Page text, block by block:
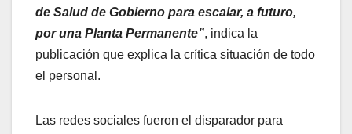
de Salud de Gobierno para escalar, a futuro,
por una Planta Permanente”, indica la
publicación que explica la crítica situación de todo
el personal.
Las redes sociales fueron el disparador para